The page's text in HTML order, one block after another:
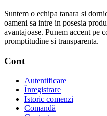
Suntem o echipa tanara si
oameni sa intre in posesia
avantajoase. Punem accent pe
promptitudine si transparenta.
Cont
Autentificare
Înregistrare
Istoric comenzi
Comandă